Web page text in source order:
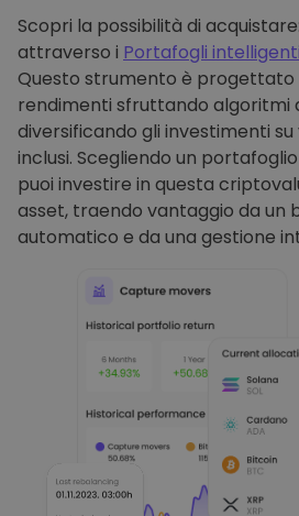
Scopri la possibilità di
attraverso i Portafogli
Questo strumento è progettato
rendimenti sfruttando algoritmi
diversificando gli investimenti
inclusi. Scegliendo un
puoi investire in questa
asset, traendo vantaggio da un
automatico e da una gestione